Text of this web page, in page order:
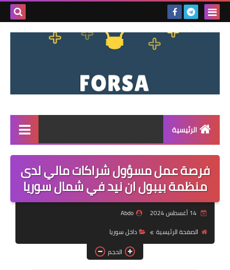
بحث
الرئيسية
القائمة
مناقصات
فرص عمل داخل سوريا
فرص عمل في العراق
فرص عمل في اليمن
فرصة عمل مسؤول شراكات مالي لدى
منظمة بيبول ان نيد في شمال سوريا
14 أغسطس 2024
Abdo
الصفحة الرئيسية
داخل سوريا
الحجم